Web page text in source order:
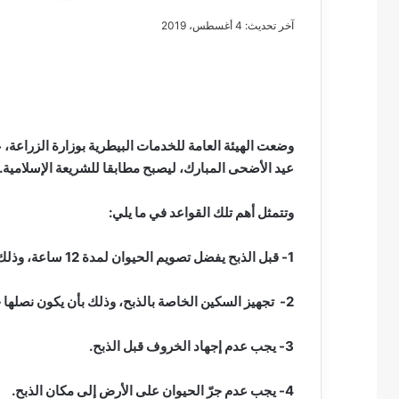
آخر تحديث: 4 أغسطس، 2019
وضعت الهيئة العامة للخدمات البيطرية بوزارة
عيد الأضحى المبارك، ليصبح مطابقا للشريعة الإسلامية.
وتتمثل أهم تلك القواعد في ما يلي:
1- قبل الذبح يفضل تصويم الحيوان لمدة 12 ساعة، وذلك لتحسين نوعية اللحم، وتقديم الماء له، لتسهيل عملية السلخ.
2- تجهيز السكين الخاصة بالذبح، وذلك بأن يكون نصلها حادا، ويدها مثبتة جيدا.
3- يجب عدم إجهاد الخروف قبل الذبح.
4- يجب عدم جرّ الحيوان على الأرض إلى مكان الذبح.
سيف
الدين
مايسه
كليوباترا
مصطفى كامل
مايسه عطوه